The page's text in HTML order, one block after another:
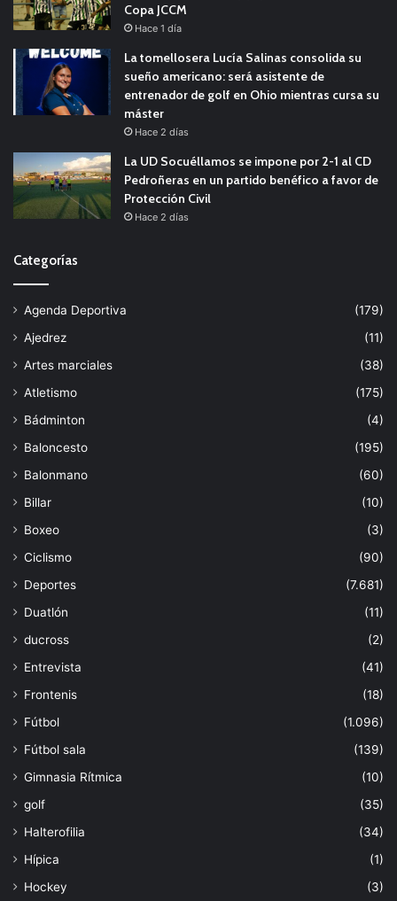
Copa JCCM
Hace 1 día
La tomellosera Lucía Salinas consolida su
sueño americano: será asistente de
entrenador de golf en Ohio mientras cursa su
máster
Hace 2 días
La UD Socuéllamos se impone por 2-1 al CD
Pedroñeras en un partido benéfico a favor de
Protección Civil
Hace 2 días
Categorías
Agenda Deportiva
(179)
Ajedrez
(11)
Artes marciales
(38)
Atletismo
(175)
Bádminton
(4)
Baloncesto
(195)
Balonmano
(60)
Billar
(10)
Boxeo
(3)
Ciclismo
(90)
Deportes
(7.681)
Duatlón
(11)
ducross
(2)
Entrevista
(41)
Frontenis
(18)
Fútbol
(1.096)
Fútbol sala
(139)
Gimnasia Rítmica
(10)
golf
(35)
Halterofilia
(34)
Hípica
(1)
Hockey
(3)